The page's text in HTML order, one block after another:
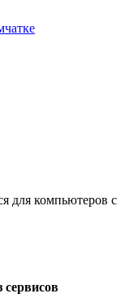
для компьютеров с